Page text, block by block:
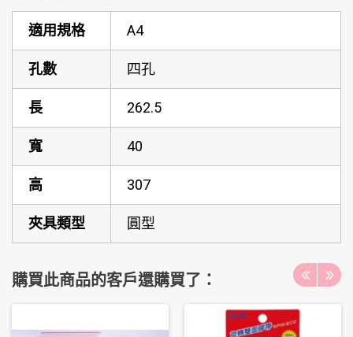
適用規格 A4
孔數 四孔
長 262.5
寬 40
高 307
夾具類型 圓型
購買此商品的客戶還購買了：